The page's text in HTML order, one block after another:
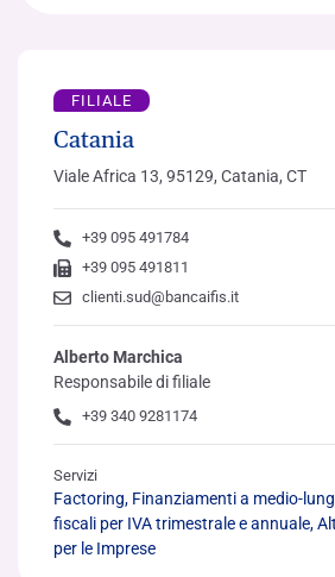
FILIALE
Catania
Viale Africa 13, 95129, Catania, CT
+39 095 491784
+39 095 491811
clienti.sud@bancaifis.it
Alberto Marchica
Responsabile di filiale
+39 340 9281174
Servizi
Factoring, Finanziamenti a medio-
fiscali per IVA trimestrale e annuale,
per le Imprese